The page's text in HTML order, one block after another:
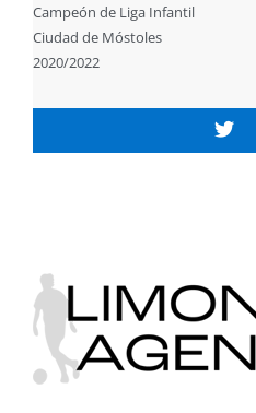
Campeón de Liga Infantil
Ciudad de Móstoles
2020/2022